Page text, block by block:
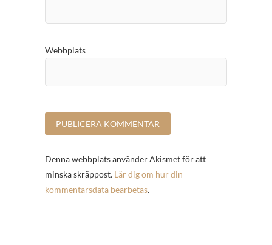
Webbplats
Denna webbplats använder Akismet för att
minska skräppost. Lär dig om hur din
kommentarsdata bearbetas.